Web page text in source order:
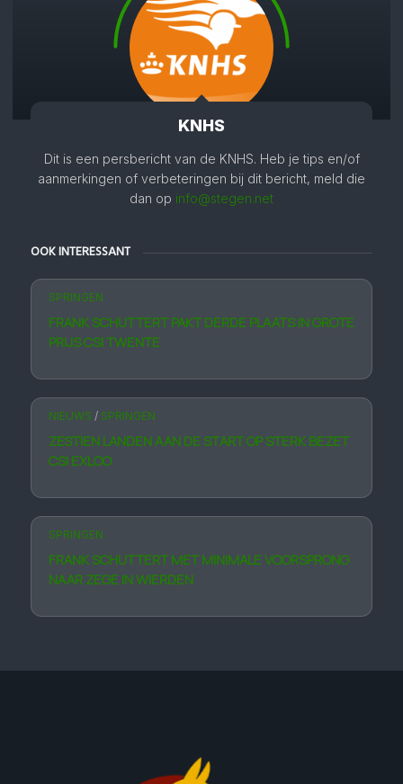
KNHS
Dit is een persbericht van de KNHS. Heb je tips en/of
aanmerkingen of verbeteringen bij dit bericht, meld die
dan op info@stegen.net
OOK INTERESSANT
SPRINGEN
FRANK SCHUTTERT PAKT DERDE PLAATS IN GROTE
PRIJS CSI TWENTE
NIEUWS / SPRINGEN
ZESTIEN LANDEN AAN DE START OP STERK BEZET
CSI EXLOO
SPRINGEN
FRANK SCHUTTERT MET MINIMALE VOORSPRONG
NAAR ZEGE IN WIERDEN